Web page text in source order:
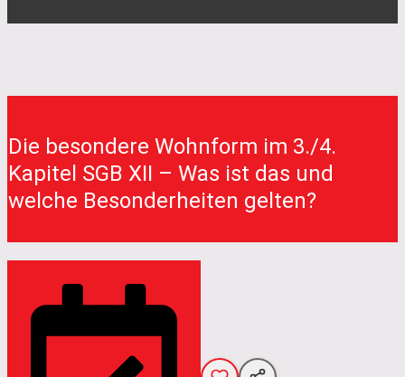
Die besondere Wohnform im 3./4.
Kapitel SGB XII – Was ist das und
welche Besonderheiten gelten?